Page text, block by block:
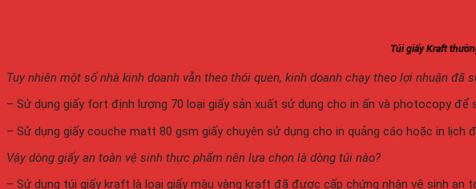
Túi giấy Kraft
Tuy nhiên một số nhà kinh doanh vẫn theo thói quen, kinh doanh chạy theo lợi nhuận đã
– Sử dụng giấy fort định lượng 70 loại giấy sản xuất sử dụng cho in ấn và photocopy để
– Sử dụng giấy couche matt 80 gsm giấy chuyên sử dụng cho in quảng cáo hoặc in lịch
Vậy dòng giấy an toàn vệ sinh thực phẩm nên lựa chọn là dòng túi nào?
– Sử dụng túi giấy kraft là loại giấy màu vàng kraft đã được cấp chứng nhận vệ sinh an